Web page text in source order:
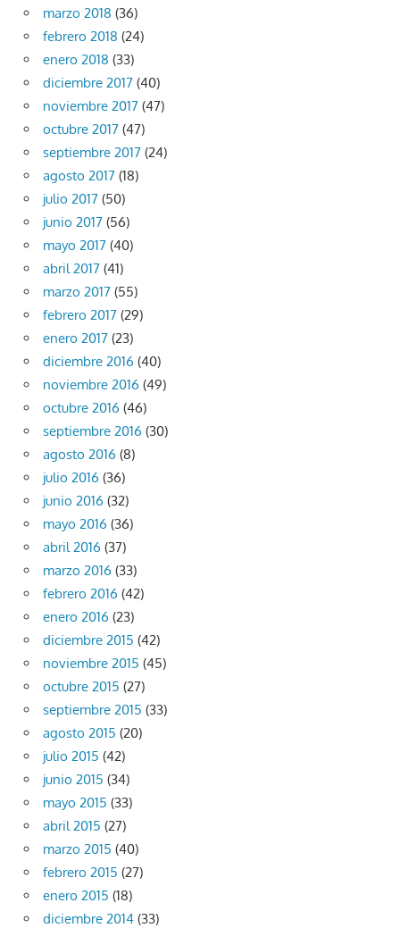
marzo 2018 (36)
febrero 2018 (24)
enero 2018 (33)
diciembre 2017 (40)
noviembre 2017 (47)
octubre 2017 (47)
septiembre 2017 (24)
agosto 2017 (18)
julio 2017 (50)
junio 2017 (56)
mayo 2017 (40)
abril 2017 (41)
marzo 2017 (55)
febrero 2017 (29)
enero 2017 (23)
diciembre 2016 (40)
noviembre 2016 (49)
octubre 2016 (46)
septiembre 2016 (30)
agosto 2016 (8)
julio 2016 (36)
junio 2016 (32)
mayo 2016 (36)
abril 2016 (37)
marzo 2016 (33)
febrero 2016 (42)
enero 2016 (23)
diciembre 2015 (42)
noviembre 2015 (45)
octubre 2015 (27)
septiembre 2015 (33)
agosto 2015 (20)
julio 2015 (42)
junio 2015 (34)
mayo 2015 (33)
abril 2015 (27)
marzo 2015 (40)
febrero 2015 (27)
enero 2015 (18)
diciembre 2014 (33)